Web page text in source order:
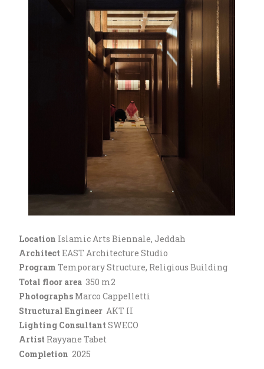
Location Islamic Arts Biennale, Jeddah
Architect EAST Architecture Studio
Program Temporary Structure, Religious Building
Total floor area 350 m2
Photographs Marco Cappelletti
Structural Engineer AKT II
Lighting Consultant SWECO
Artist Rayyane Tabet
Completion 2025